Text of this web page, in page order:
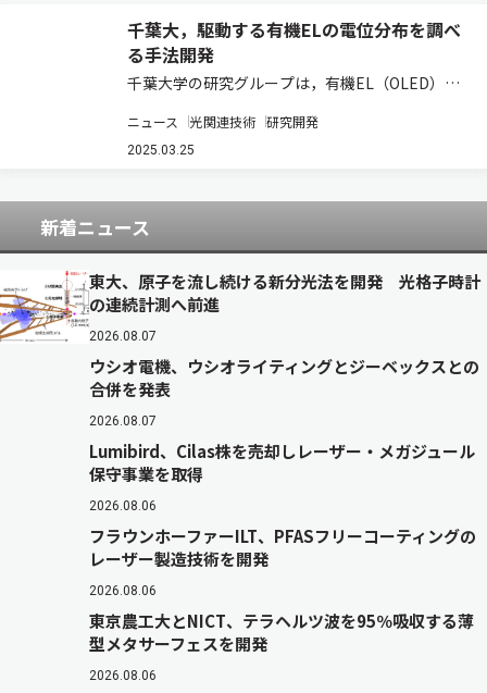
千葉大，駆動する有機ELの電位分布を調べ
る手法開発
千葉大学の研究グループは，有機EL（OLED）を
た状態で，内部の電位分布の状態を調べることの
できる全く新しい計測手法を開発した（ニュース
ニュース 光関連技術 研究開発
2025.03.25
新着ニュース
東大、原子を流し続ける新分光法を開発 光格子時計
の連続計測へ前進
2026.08.07
ウシオ電機、ウシオライティングとジーベックスとの
合併を発表
2026.08.07
Lumibird、Cilas株を売却しレーザー・メガジュール
保守事業を取得
2026.08.06
フラウンホーファーILT、PFASフリーコーティングの
レーザー製造技術を開発
2026.08.06
東京農工大とNICT、テラヘルツ波を95％吸収する薄
型メタサーフェスを開発
2026.08.06